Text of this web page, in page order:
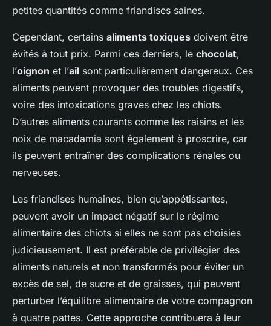
petites quantités comme friandises saines.
Cependant, certains aliments toxiques doivent être
évités à tout prix. Parmi ces derniers, le chocolat,
l’oignon et l’ail sont particulièrement dangereux. Ces
aliments peuvent provoquer des troubles digestifs,
voire des intoxications graves chez les chiots.
D’autres aliments courants comme les raisins et les
noix de macadamia sont également à proscrire, car
ils peuvent entraîner des complications rénales ou
nerveuses.
Les friandises humaines, bien qu’appétissantes,
peuvent avoir un impact négatif sur le régime
alimentaire des chiots si elles ne sont pas choisies
judicieusement. Il est préférable de privilégier des
aliments naturels et non transformés pour éviter un
excès de sel, de sucre et de graisses, qui peuvent
perturber l’équilibre alimentaire de votre compagnon
à quatre pattes. Cette approche contribuera à leur